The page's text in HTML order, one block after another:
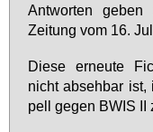
Ant­wor­ten ge­ben
Zei­tung vom 16.
Die­se er­neu­te
nicht ab­seh­bar
pell ge­gen BWIS II